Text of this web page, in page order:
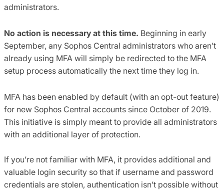
administrators. ​
No action is necessary at this time. Beginning in early
September, any Sophos Central administrators who aren’t
already using MFA will simply be redirected to the MFA
setup process automatically the next time they log in.​
MFA has been enabled by default (with an opt-out feature)
for new Sophos Central accounts since October of 2019.
This initiative is simply meant to provide all administrators
with an additional layer of protection.
If you’re not familiar with MFA, it provides additional and
valuable login security so that if username and password
credentials are stolen, authentication isn’t possible without